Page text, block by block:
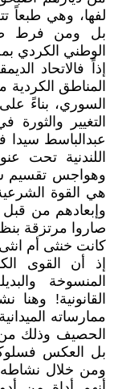
لفها، وهي طبعاً
بل ومن فرط
الوطني الكردي
إذاً فالاتحاد
المناطق
السوري، بناءً
التغيير
عبدالباسط سيدا
اللندنية تحت
وهواجس تقسيم
هي القوة
وإبعادهم من
صاروا مرتزقة
كانت خنثى أم
إذ أن القوى
المنسوخة
القانونية!
ممارساته
الحصيف وذلك
بل العكس
ومن خلال